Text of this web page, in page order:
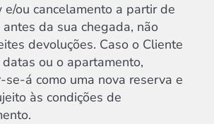
e/ou cancelamento a partir de
da sua chegada, não
devoluções. Caso o Cliente
ou o apartamento,
se-á como uma nova reserva e
às condições de